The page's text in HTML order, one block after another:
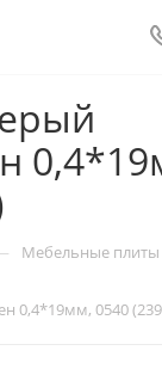
Мебельные плиты
0,4*19мм, 0540